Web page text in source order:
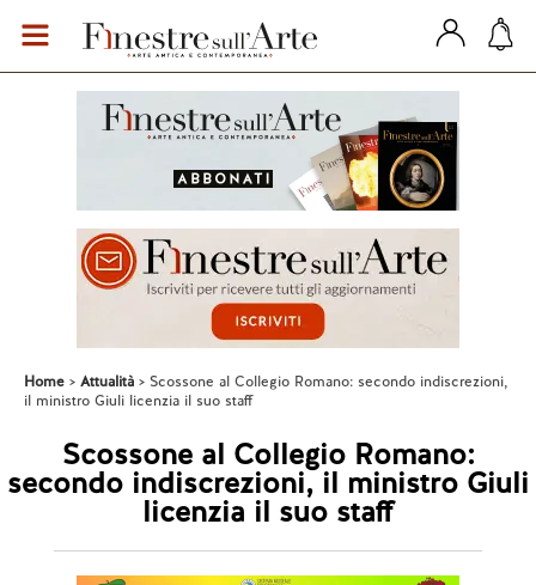
Home Attualità
Scossone al Collegio Romano: secondo indiscrezioni,
il ministro Giuli licenzia il suo staff
Scossone al Collegio Romano:
secondo indiscrezioni, il ministro Giuli
licenzia il suo staff